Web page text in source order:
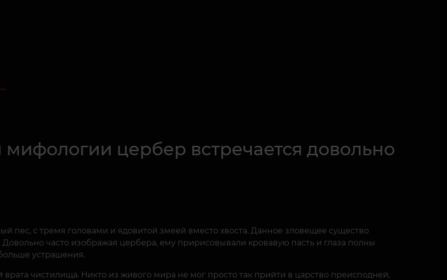
цербер встречается довольно
пес, с тремя головами и ядовитой змеей вместо хвоста. Данное зловещее существо
Довольно часто изображая цербера, ему пририсовывали кровавую пасть и глаза полны
устрашения.
чистилища. Никто из живого мира не мог просто так прийти в царство преисподней,